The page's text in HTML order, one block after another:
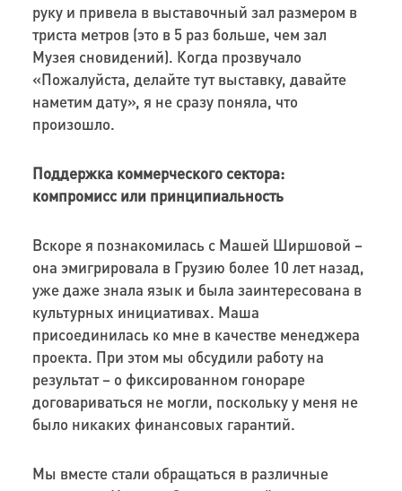
руку и привела в выставочный зал размером в
триста метров (это в 5 раз больше, чем зал
Музея сновидений). Когда прозвучало
«Пожалуйста, делайте тут выставку, давайте
наметим дату», я не сразу поняла, что
произошло.
Поддержка коммерческого сектора:
компромисс или принципиальность
Вскоре я познакомилась с Машей Ширшовой –
она эмигрировала в Грузию более 10 лет назад,
уже даже знала язык и была заинтересована в
культурных инициативах. Маша
присоединилась ко мне в качестве менеджера
проекта. При этом мы обсудили работу на
результат – о фиксированном гонораре
договариваться не могли, поскольку у меня не
было никаких финансовых гарантий.
Мы вместе стали обращаться в различные